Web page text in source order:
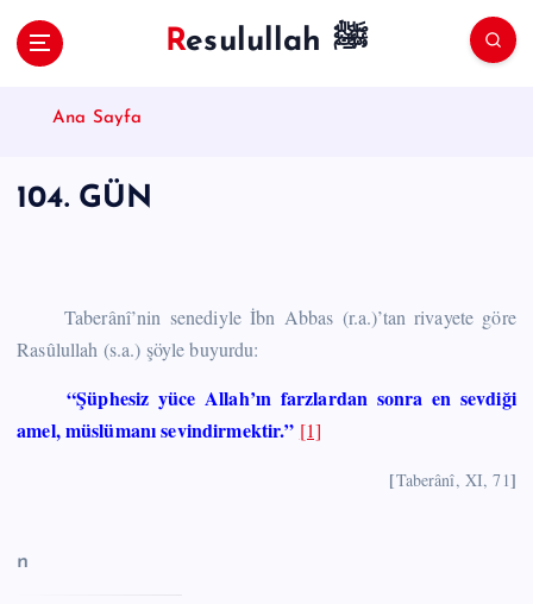
Resulullah ﷺ
Ana Sayfa
104. GÜN
Taberânî’nin senediyle İbn Abbas (r.a.)’tan rivayete göre
Rasûlullah (s.a.) şöyle buyurdu:
“Şüphesiz yüce Allah’ın farzlardan sonra en sevdiği
amel, müslümanı sevindirmektir.” [1]
[Taberânî, XI, 71]
n